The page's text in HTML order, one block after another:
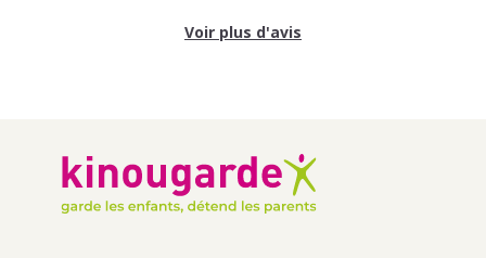
Voir plus d'avis